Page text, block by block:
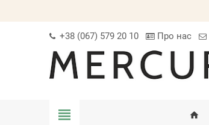
+38 (067) 579 20 10 Про нас
view_headline home